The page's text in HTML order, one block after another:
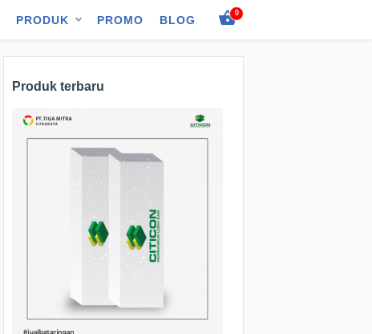
0
PRODUK PROMO BLOG
Produk terbaru